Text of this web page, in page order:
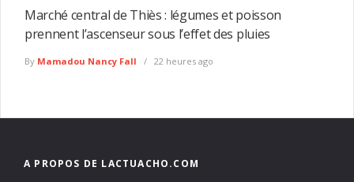
Marché central de Thiès : légumes et poisson
prennent l’ascenseur sous l’effet des pluies
By Mamadou Nancy Fall 22 heures ago
A PROPOS DE LACTUACHO.COM